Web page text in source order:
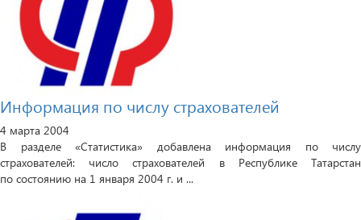
Информация по числу страхователей
4 марта 2004
В разделе «Статистика» добавлена информация по числу
страхователей: число страхователей в Республике Татарстан
по состоянию на 1 января 2004 г. и ...